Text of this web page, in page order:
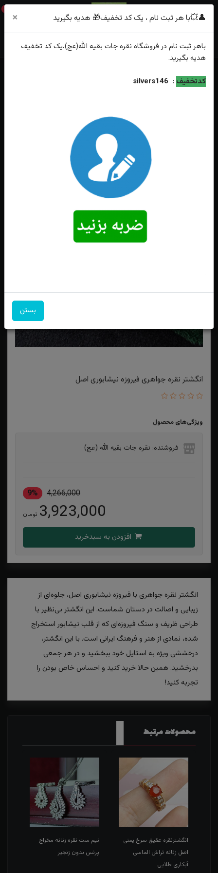
0
خانه فهرست محصولات
انگشتر نقره جواهری فیروزه نیشابوری اصل
ویژگی‌های محصول
فروشنده: نقره جات بقیه الله (عج)
4,266,000
9%
3,923,000 تومان
انگشتر نقره جواهری با فیروزه نیشابوری اصل، جلوه‌ای از
زیبایی و اصالت در دستان شماست. این انگشتر بی‌نظیر با
طراحی ظریف و سنگ فیروزه‌ای که از قلب نیشابور استخراج
شده، نمادی از هنر و فرهنگ ایرانی است. با این انگشتر،
درخششی ویژه به استایل خود ببخشید و در هر جمعی
بدرخشید. همین حالا خرید کنید و احساس خاص بودن را
تجربه کنید!
محصولات مرتبط
انگشترنقره عقیق سرخ یمنی
اصل زنانه تراش الماسی
آبکاری طلایی
نیم ست نقره زنانه مخراج
پرنس بدون زنجیر
👤💥با هر ثبت نام ، یک کد تخفیف🎁 هدیه بگیرید ×
باهر ثبت نام در فروشگاه نقره جات بقیه الله(عج)،یک کد تخفیف
هدیه بگیرید.
کدتخفیف :
silvers146
بستن